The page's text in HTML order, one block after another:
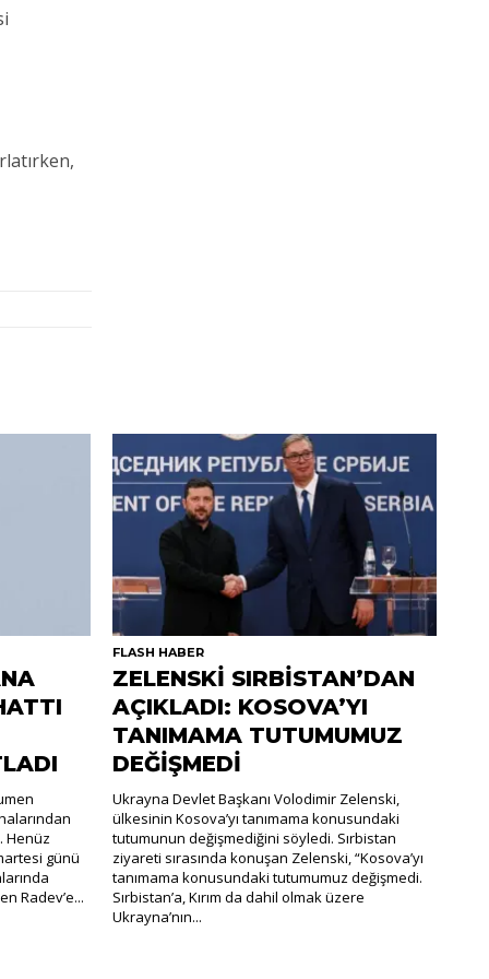
Henüz
günü
Radev’e...
FLASH HABER
ZELENSKİ SIRBİSTAN’DAN
AÇIKLADI: KOSOVA’YI
TANIMAMA TUTUMUMUZ
DEĞİŞMEDİ
Ukrayna Devlet Başkanı Volodimir Zelenski,
ülkesinin Kosova’yı tanımama konusundaki
tutumunun değişmediğini söyledi. Sırbistan
ziyareti sırasında konuşan Zelenski, “Kosova’yı
tanımama konusundaki tutumumuz değişmedi.
Sırbistan’a, Kırım da dahil olmak üzere
Ukrayna’nın...